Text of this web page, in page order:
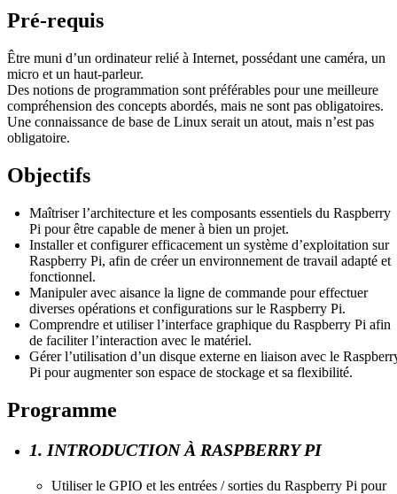
Pré-requis
Être muni d’un ordinateur relié à Internet, possédant une caméra, un
micro et un haut-parleur.
Des notions de programmation sont préférables pour une meilleure
compréhension des concepts abordés, mais ne sont pas obligatoires.
Une connaissance de base de Linux serait un atout, mais n’est pas
obligatoire.
Objectifs
Maîtriser l’architecture et les composants essentiels du Raspberry
Pi pour être capable de mener à bien un projet.
Installer et configurer efficacement un système d’exploitation sur
Raspberry Pi, afin de créer un environnement de travail adapté et
fonctionnel.
Manipuler avec aisance la ligne de commande pour effectuer
diverses opérations et configurations sur le Raspberry Pi.
Comprendre et utiliser l’interface graphique du Raspberry Pi afin
de faciliter l’interaction avec le matériel.
Gérer l’utilisation d’un disque externe en liaison avec le
Pi pour augmenter son espace de stockage et sa flexibilité.
Programme
1. INTRODUCTION À RASPBERRY PI
Utiliser le GPIO et les entrées / sorties du Raspberry Pi pour